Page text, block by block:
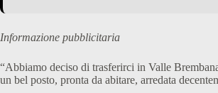
Informazione pubblicitaria
“Abbiamo deciso di trasferirci in Valle
un bel posto, pronta da abitare, arredata